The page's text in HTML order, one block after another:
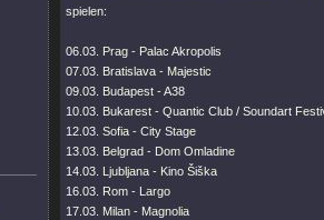
spielen:
06.03. Prag - Palac Akropolis
07.03. Bratislava - Majestic
09.03. Budapest - A38
10.03. Bukarest - Quantic Club / Soundart
12.03. Sofia - City Stage
13.03. Belgrad - Dom Omladine
14.03. Ljubljana - Kino Šiška
16.03. Rom - Largo
17.03. Milan - Magnolia